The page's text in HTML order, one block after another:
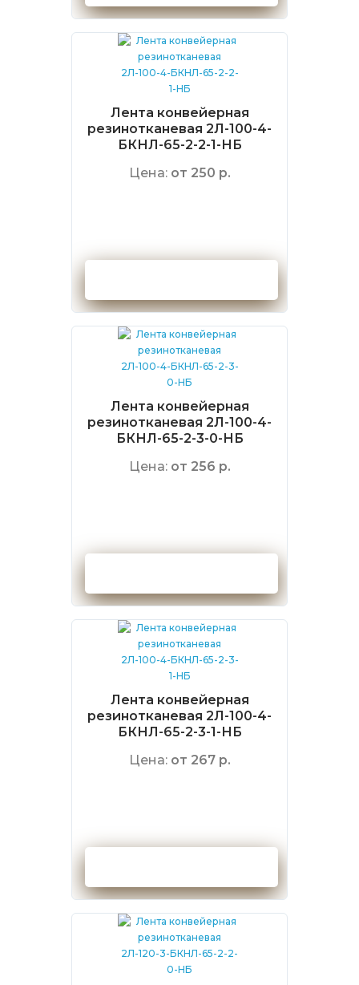
Лента конвейерная
резинотканевая 2Л-100-4-
БКНЛ-65-2-2-1-НБ
Цена: от 250 р.
Лента конвейерная
резинотканевая 2Л-100-4-
БКНЛ-65-2-3-0-НБ
Цена: от 256 р.
Лента конвейерная
резинотканевая 2Л-100-4-
БКНЛ-65-2-3-1-НБ
Цена: от 267 р.